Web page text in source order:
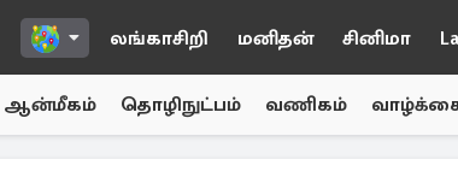
லங்காசிறி மனிதன் சினிமா
ஆன்மீகம் தொழிநுட்பம் வணிகம்